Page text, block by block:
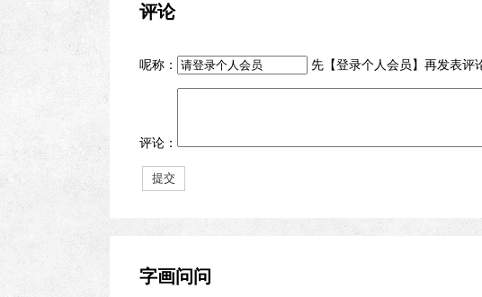
评论
呢称： 先【登录个人会员 】再发表
评论：
字画问问